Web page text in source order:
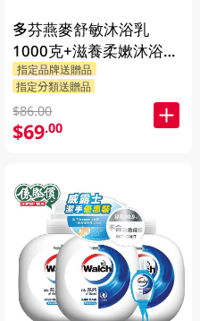
多芬燕麥舒敏沐浴乳
1000克+滋養柔嫰沐浴乳
1000克+Dove沐浴乳200
克 (隨機發送) 1PK
指定品牌送贈品
指定分類送贈品
$86.00
$69.00